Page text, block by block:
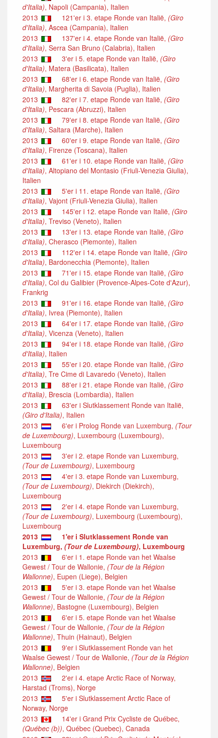
d'Italia), Napoli (Campania), Italien
2013
121'er i 3. etape Ronde van Italië, (Giro
d'Italia), Ascea (Campania), Italien
2013
137'er i 4. etape Ronde van Italië, (Giro
d'Italia), Serra San Bruno (Calabria), Italien
2013
3'er i 5. etape Ronde van Italië, (Giro
d'Italia), Matera (Basilicata), Italien
2013
68'er i 6. etape Ronde van Italië, (Giro
d'Italia), Margherita di Savoia (Puglia), Italien
2013
82'er i 7. etape Ronde van Italië, (Giro
d'Italia), Pescara (Abruzzi), Italien
2013
79'er i 8. etape Ronde van Italië, (Giro
d'Italia), Saltara (Marche), Italien
2013
60'er i 9. etape Ronde van Italië, (Giro
d'Italia), Firenze (Toscana), Italien
2013
61'er i 10. etape Ronde van Italië, (Giro
d'Italia), Altopiano del Montasio (Friuli-Venezia Giulia),
Italien
2013
5'er i 11. etape Ronde van Italië, (Giro
d'Italia), Vajont (Friuli-Venezia Giulia), Italien
2013
145'er i 12. etape Ronde van Italië, (Giro
d'Italia), Treviso (Veneto), Italien
2013
13'er i 13. etape Ronde van Italië, (Giro
d'Italia), Cherasco (Piemonte), Italien
2013
112'er i 14. etape Ronde van Italië, (Giro
d'Italia), Bardonecchia (Piemonte), Italien
2013
71'er i 15. etape Ronde van Italië, (Giro
d'Italia), Col du Galibier (Provence-Alpes-Cote d'Azur),
Frankrig
2013
91'er i 16. etape Ronde van Italië, (Giro
d'Italia), Ivrea (Piemonte), Italien
2013
64'er i 17. etape Ronde van Italië, (Giro
d'Italia), Vicenza (Veneto), Italien
2013
94'er i 18. etape Ronde van Italië, (Giro
d'Italia), Italien
2013
55'er i 20. etape Ronde van Italië, (Giro
d'Italia), Tre Cime di Lavaredo (Veneto), Italien
2013
88'er i 21. etape Ronde van Italië, (Giro
d'Italia), Brescia (Lombardia), Italien
2013
63'er i Slutklassement Ronde van Italië,
(Giro d'Italia), Italien
2013
6'er i Prolog Ronde van Luxemburg, (Tour
de Luxembourg), Luxembourg (Luxembourg),
Luxembourg
2013
3'er i 2. etape Ronde van Luxemburg,
(Tour de Luxembourg), Luxembourg
2013
4'er i 3. etape Ronde van Luxemburg,
(Tour de Luxembourg), Diekirch (Diekirch),
Luxembourg
2013
2'er i 4. etape Ronde van Luxemburg,
(Tour de Luxembourg), Luxembourg (Luxembourg),
Luxembourg
2013
1'er i Slutklassement Ronde van
Luxemburg, (Tour de Luxembourg), Luxembourg
2013
6'er i 1. etape Ronde van het Waalse
Gewest / Tour de Wallonie, (Tour de la Région
Wallonne), Eupen (Liege), Belgien
2013
5'er i 3. etape Ronde van het Waalse
Gewest / Tour de Wallonie, (Tour de la Région
Wallonne), Bastogne (Luxembourg), Belgien
2013
6'er i 5. etape Ronde van het Waalse
Gewest / Tour de Wallonie, (Tour de la Région
Wallonne), Thuin (Hainaut), Belgien
2013
9'er i Slutklassement Ronde van het
Waalse Gewest / Tour de Wallonie, (Tour de la Région
Wallonne), Belgien
2013
2'er i 4. etape Arctic Race of Norway,
Harstad (Troms), Norge
2013
5'er i Slutklassement Arctic Race of
Norway, Norge
2013
14'er i Grand Prix Cycliste de Québec,
(Québec (b)), Québec (Quebec), Canada